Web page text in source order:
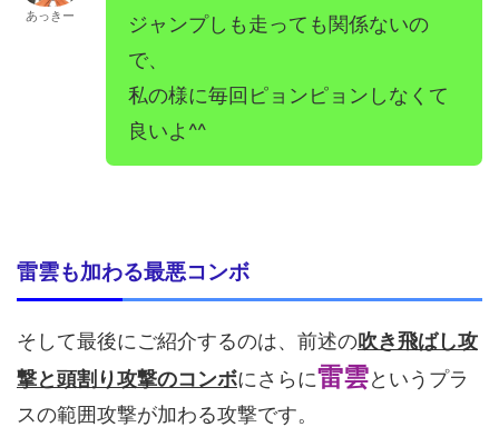
あっきー
ジャンプしも走っても関係ないの
で、
私の様に毎回ピョンピョンしなくて
良いよ^^
雷雲も加わる最悪コンボ
そして最後にご紹介するのは、前述の吹き飛ばし攻
撃と頭割り攻撃のコンボにさらに雷雲というプラ
スの範囲攻撃が加わる攻撃です。